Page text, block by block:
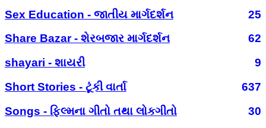
Sex Education - જાતીય માર્ગદર્શન
25
Share Bazar - શેરબજાર માર્ગદર્શન
62
shayari - શાયરી
9
Short Stories - ટૂંકી વાર્તા
637
Songs - ફિલ્મના ગીતો તથા લોકગીતો
30